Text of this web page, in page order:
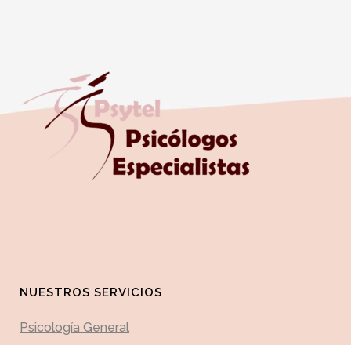
NUESTROS SERVICIOS
Psicología General